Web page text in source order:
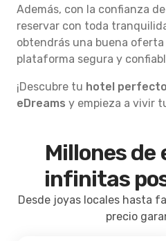
Además, con la confianza
reservar con toda
obtendrás una buena oferta
plataforma segura y
¡Descubre tu hotel
eDreams y empieza a vivir
Millones de
infinitas
Desde joyas locales hasta
precio